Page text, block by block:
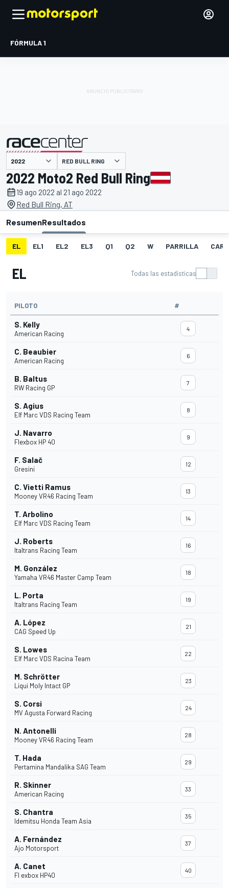
FÓRMULA 1
presentado por RED BULL RING
2022 Moto2 Red Bull Ring
19 ago 2022 al 21 ago 2022
Red Bull Ring, AT
ResumenResultados
EL EL1 EL2 EL3 Q1 Q2 W PARRILLA
EL Todas las estadísticas
PILOTO #
S. Kelly
American Racing
4
C. Beaubier
American Racing
6
B. Baltus
RW Racing GP
7
S. Agius
Elf Marc VDS Racing Team
8
J. Navarro
Flexbox HP 40
9
F. Salač
Gresini
12
C. Vietti Ramus
Mooney VR46 Racing Team
13
T. Arbolino
Elf Marc VDS Racing Team
14
J. Roberts
Italtrans Racing Team
16
M. González
Yamaha VR46 Master Camp Team
18
L. Porta
Italtrans Racing Team
19
A. López
CAG Speed Up
21
S. Lowes
Elf Marc VDS Racina Team
22
M. Schrötter
Liqui Moly Intact GP
23
S. Corsi
MV Agusta Forward Racing
24
N. Antonelli
Mooney VR46 Racing Team
28
T. Hada
Pertamina Mandalika SAG Team
29
R. Skinner
American Racing
33
S. Chantra
Idemitsu Honda Team Asia
35
A. Fernández
Ajo Motorsport
37
A. Canet
Fl exbox HP40
40